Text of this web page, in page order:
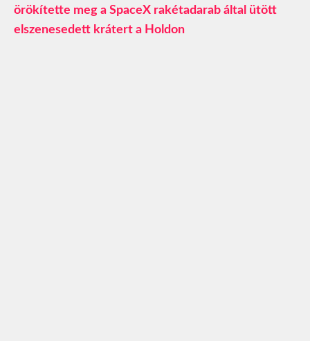
örökítette meg a SpaceX rakétadarab által ütött
elszenesedett krátert a Holdon